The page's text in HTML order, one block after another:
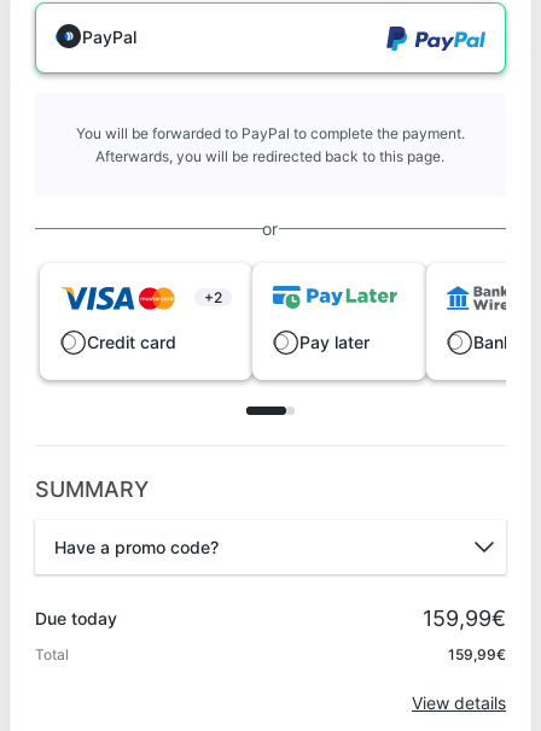
PayPal
You will be forwarded to PayPal to complete the payment.
Afterwards, you will be redirected back to this page.
or
+2
Credit card Pay later Bank
SUMMARY
Have a promo code?
Due today 159,99€
Total 159,99€
View details